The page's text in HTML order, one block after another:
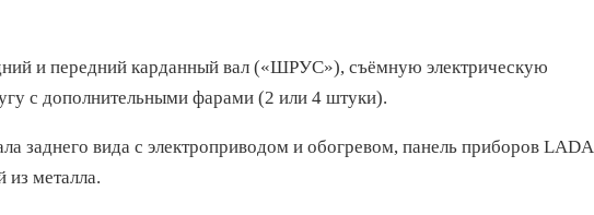
и передний карданный вал («ШРУС»), съёмную электрическую
с дополнительными фарами (2 или 4 штуки).
заднего вида с электроприводом и обогревом, панель приборов LADA
металла.